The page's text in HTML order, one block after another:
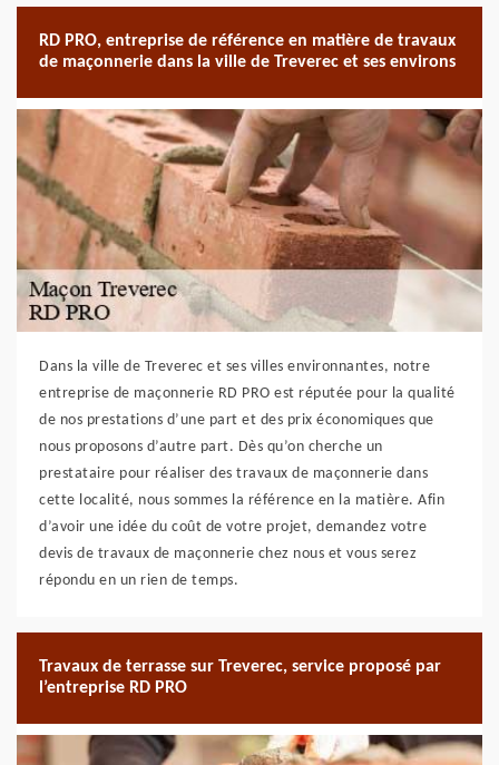
RD PRO, entreprise de référence en matière de travaux
de maçonnerie dans la ville de Treverec et ses environs
Dans la ville de Treverec et ses villes environnantes, notre
entreprise de maçonnerie RD PRO est réputée pour la qualité
de nos prestations d’une part et des prix économiques que
nous proposons d’autre part. Dès qu’on cherche un
prestataire pour réaliser des travaux de maçonnerie dans
cette localité, nous sommes la référence en la matière. Afin
d’avoir une idée du coût de votre projet, demandez votre
devis de travaux de maçonnerie chez nous et vous serez
répondu en un rien de temps.
Travaux de terrasse sur Treverec, service proposé par
l’entreprise RD PRO